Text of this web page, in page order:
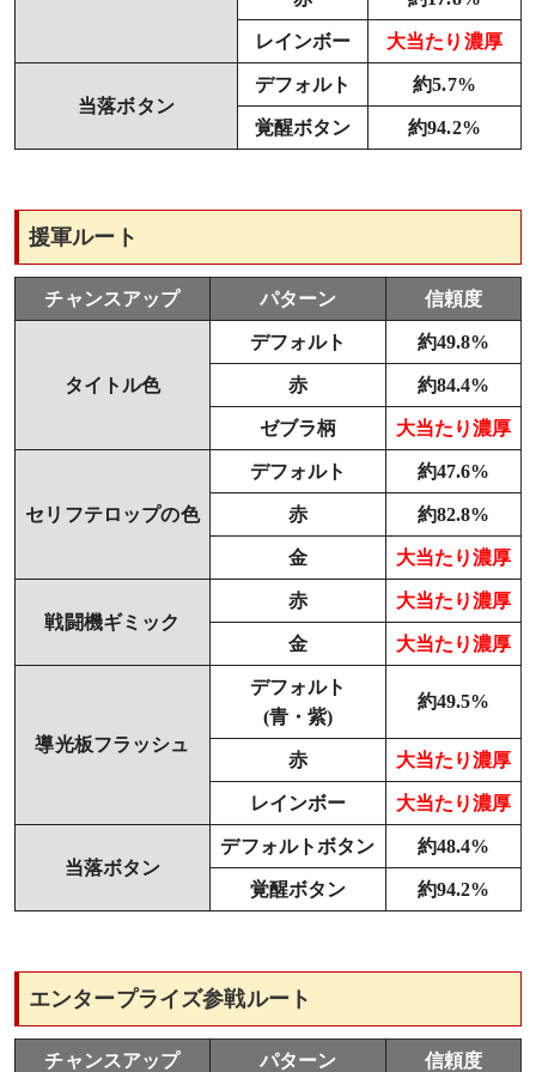
レインボー 大当たり濃厚
当落ボタン
デフォルト 約5.7%
覚醒ボタン 約94.2%
援軍ルート
チャンスアップ パターン 信頼度
タイトル色
デフォルト 約49.8%
赤 約84.4%
ゼブラ柄 大当たり濃厚
セリフテロップの色
デフォルト 約47.6%
赤 約82.8%
金 大当たり濃厚
戦闘機ギミック
赤 大当たり濃厚
金 大当たり濃厚
導光板フラッシュ
デフォルト
(青・紫)
約49.5%
赤 大当たり濃厚
レインボー 大当たり濃厚
当落ボタン
デフォルトボタン 約48.4%
覚醒ボタン 約94.2%
エンタープライズ参戦ルート
チャンスアップ パターン 信頼度